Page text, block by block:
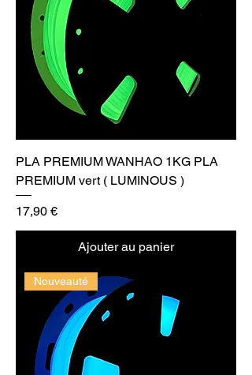
PLA PREMIUM WANHAO 1KG PLA
PREMIUM vert ( LUMINOUS )
Prix
17,90 €
Ajouter au panier
Nouveauté